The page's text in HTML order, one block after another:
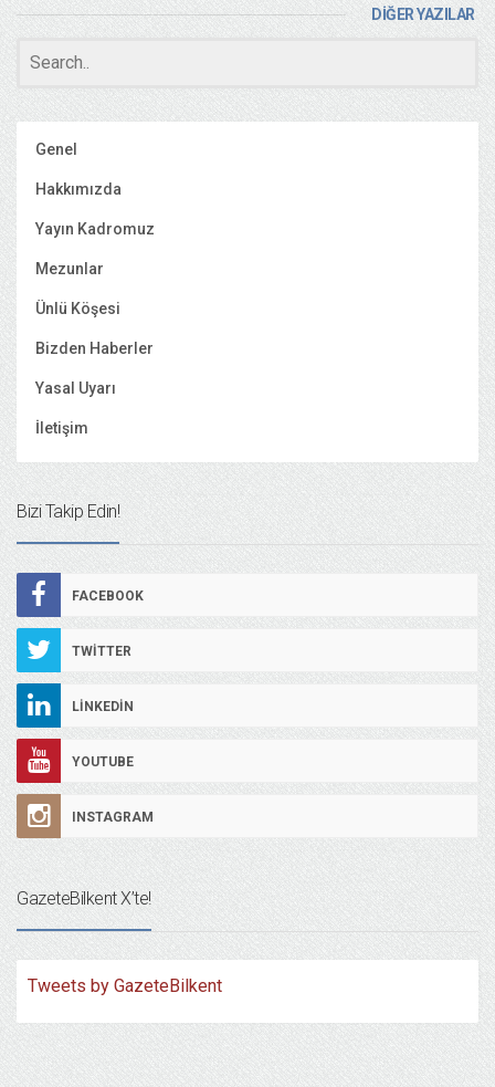
DİĞER YAZILAR
Genel
Hakkımızda
Yayın Kadromuz
Mezunlar
Ünlü Köşesi
Bizden Haberler
Yasal Uyarı
İletişim
Bizi Takip Edin!
FACEBOOK
TWITTER
LINKEDIN
YOUTUBE
INSTAGRAM
GazeteBilkent X’te!
Tweets by GazeteBilkent